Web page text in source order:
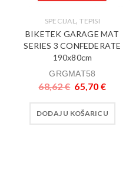
SPECIJAL ,TEPISI
BIKETEK GARAGE MAT
SERIES 3 CONFEDERATE
190x80cm
GRGMAT58
68,62€ 65,70 €
DODAJ U KOŠARICU